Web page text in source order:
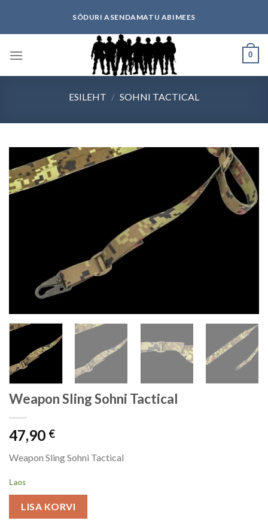
content
SÕDURI ASENDAMATU ABIMEES
0
ESILEHT / SOHNI TACTICAL
Weapon Sling Sohni Tactical
47,90 €
Weapon Sling Sohni Tactical
Laos
LISA KORVI